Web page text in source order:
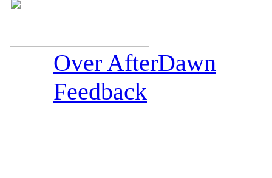
Over AfterDawn
Feedback